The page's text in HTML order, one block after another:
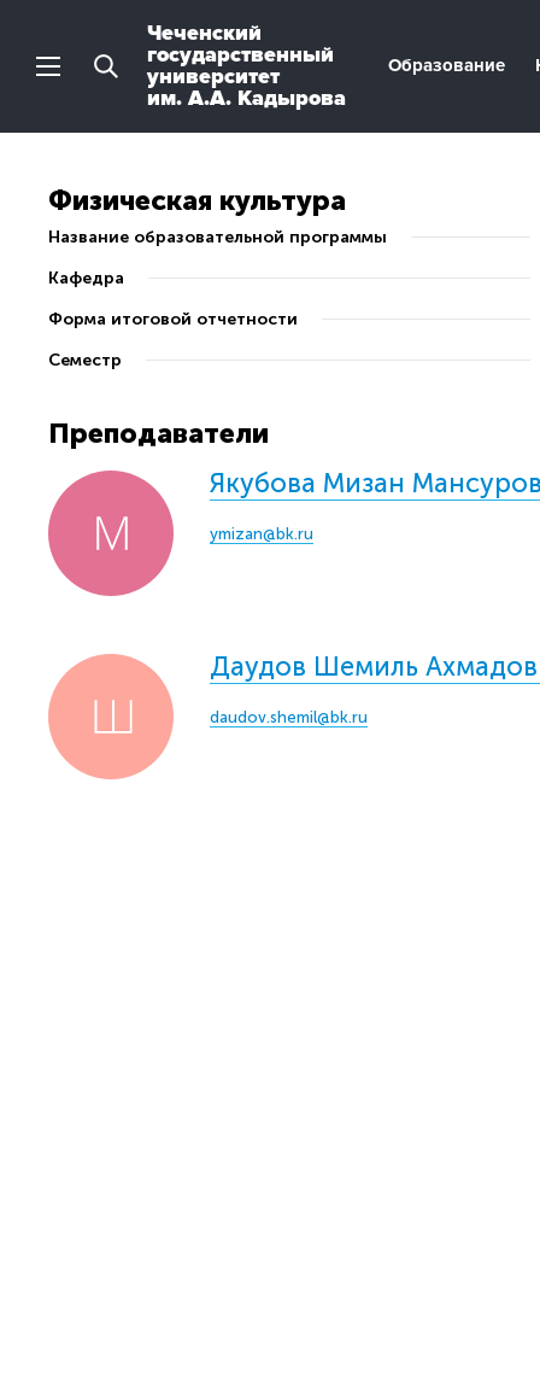
Чеченский
государственный
университет
им. А.А. Кадырова
Образование
Физическая культура
Название образовательной программы
Кафедра
Форма итоговой отчетности
Семестр
Преподаватели
Якубова Мизан
ymizan@bk.ru
Даудов Шемиль
daudov.shemil@bk.ru